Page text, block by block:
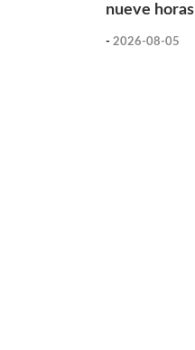
nueve horas
- 2026-08-05